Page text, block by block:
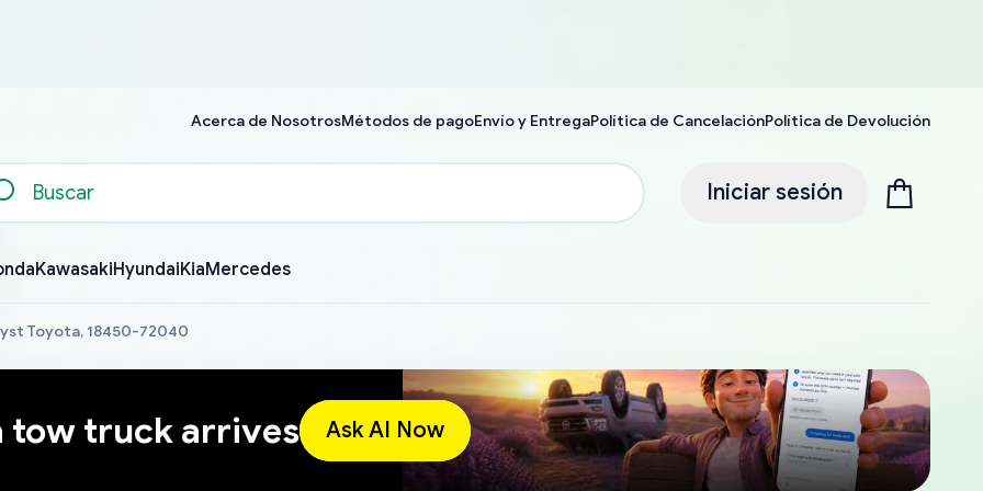
Acerca de NosotrosMétodos de pagoEnvío y EntregaPolítica de CancelaciónPolítica de Devolución
Iniciar sesión
KawasakiHyundaiKiaMercedes
Toyota, 18450-72040
tow truck arrives Ask AI Now